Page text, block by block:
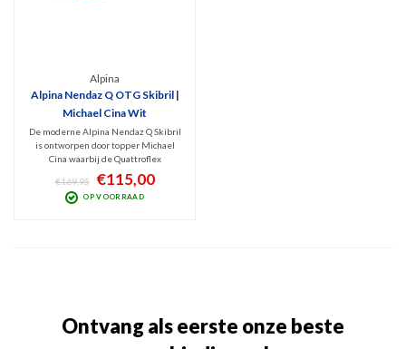
Alpina
Alpina Nendaz Q OTG Skibril |
Michael Cina Wit
De moderne Alpina Nendaz Q Skibril
is ontworpen door topper Michael
Cina waarbij de Quattroflex
spiegellens in dit model (Cat. 2).
zorgt voor extra contrastrijk beeld.
Deze lens heeft ook een Polarized
€169,95 €115,00
OP VOORRAAD
Ontvang als eerste onze beste